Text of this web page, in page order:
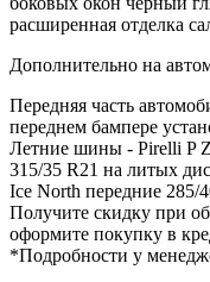
расширенная отделка
Дополнительно на
Передняя часть
переднем бампере
Летние шины - Pirelli P
315/35 R21 на литых
Ice North передние 285/
Получите скидку при
оформите покупку в
*Подробности у